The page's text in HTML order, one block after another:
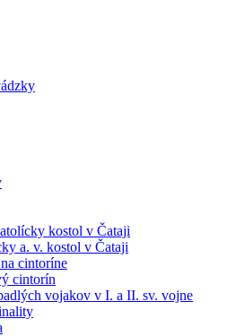
kostol v Čataji
a. v. kostol v Čataji
cintoríne
cintorín
vojakov v I. a II. sv. vojne